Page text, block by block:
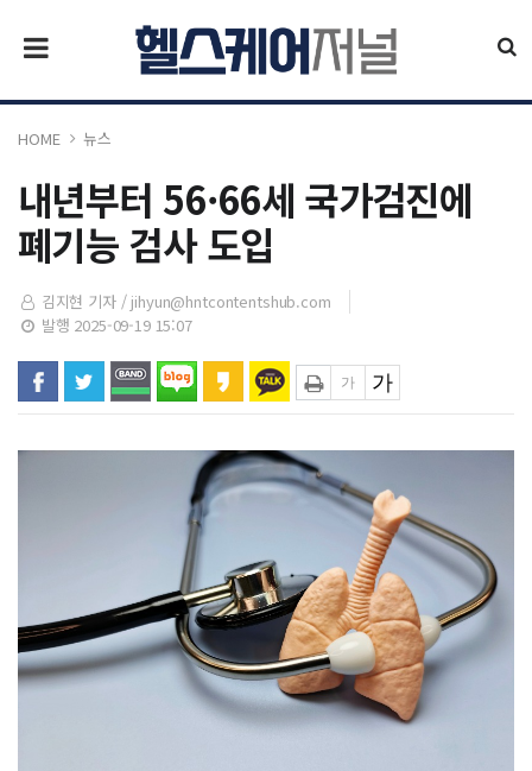
HOME 뉴스
내년부터 56·66세 국가검진에
폐기능 검사 도입
김지현 기자 / jihyun@hntcontentshub.com
발행 2025-09-19 15:07